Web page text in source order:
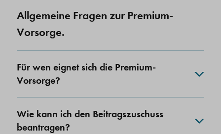
Allgemeine Fragen zur Premium-
Vorsorge.
Für wen eignet sich die Premium-
Vorsorge?
Wie kann ich den Beitragszuschuss
beantragen?